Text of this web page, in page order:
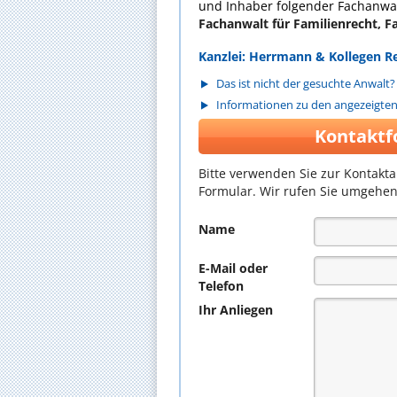
und Inhaber folgender
Fachanwalt für Familienrecht,
Kanzlei: Herrmann & Kollegen
Das ist nicht der gesuchte Anwalt?
Informationen zu den
Bitte verwenden Sie zur
Formular. Wir rufen Sie
Name
E-Mail oder
Telefon
Ihr Anliegen